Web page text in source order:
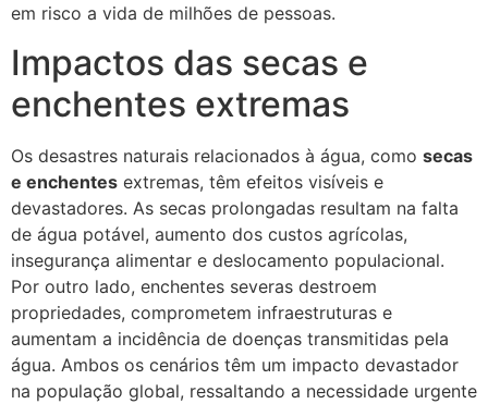
em risco a vida de milhões de pessoas.
Impactos das secas e
enchentes extremas
Os desastres naturais relacionados à água, como secas
e enchentes extremas, têm efeitos visíveis e
devastadores. As secas prolongadas resultam na falta
de água potável, aumento dos custos agrícolas,
insegurança alimentar e deslocamento populacional.
Por outro lado, enchentes severas destroem
propriedades, comprometem infraestruturas e
aumentam a incidência de doenças transmitidas pela
água. Ambos os cenários têm um impacto devastador
na população global, ressaltando a necessidade urgente